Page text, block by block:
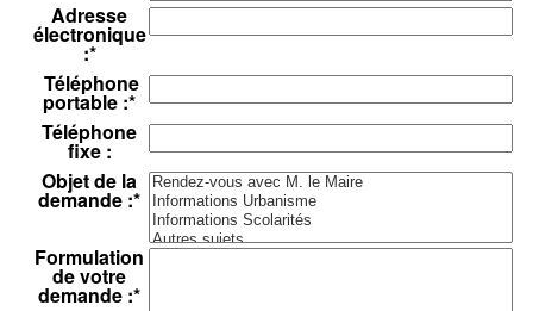
Adresse
électronique
:*
Téléphone
portable :*
Téléphone
fixe :
Objet de la
demande :*
Formulation
de votre
demande :*